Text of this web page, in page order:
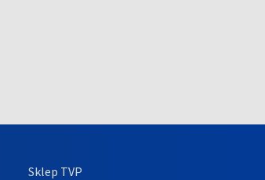
Sklep TVP